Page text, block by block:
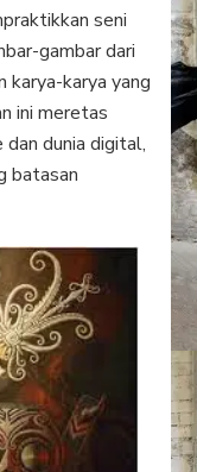
seni
gambar dari
karya-karya yang
ini meretas
dunia digital,
batasan